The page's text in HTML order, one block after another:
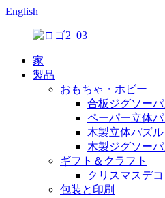
English
家
製品
おもちゃ・ホビー
合板ジグソー
ペーパー立体
木製立体パズル
木製ジグソー
ギフト＆クラフト
クリスマスデ
包装と印刷